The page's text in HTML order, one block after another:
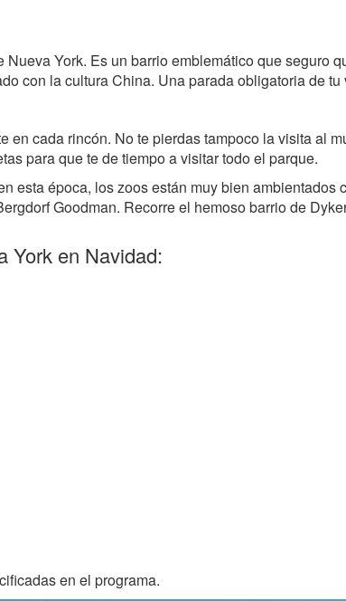
York. Es un barrio emblemático que seguro
con la cultura China. Una parada obligatoria de tu
cada rincón. No te pierdas tampoco la visita al
para que te de tiempo a visitar todo el parque.
esta época, los zoos están muy bien ambientados
Goodman. Recorre el hemoso barrio de
York en Navidad:
en el programa.